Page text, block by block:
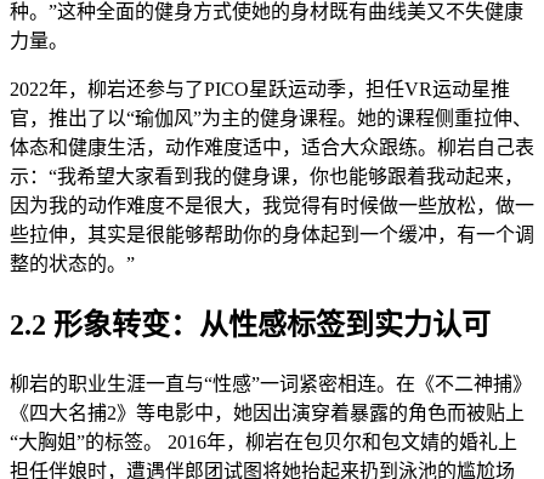
种。”这种全面的健身方式使她的身材既有曲线美又不失健康
力量。
2022年，柳岩还参与了PICO星跃运动季，担任VR运动星推
官，推出了以“瑜伽风”为主的健身课程。她的课程侧重拉伸、
体态和健康生活，动作难度适中，适合大众跟练。柳岩自己表
示：“我希望大家看到我的健身课，你也能够跟着我动起来，
因为我的动作难度不是很大，我觉得有时候做一些放松，做一
些拉伸，其实是很能够帮助你的身体起到一个缓冲，有一个调
整的状态的。”
2.2 形象转变：从性感标签到实力认可
柳岩的职业生涯一直与“性感”一词紧密相连。在《不二神捕》
《四大名捕2》等电影中，她因出演穿着暴露的角色而被贴上
“大胸姐”的标签。 2016年，柳岩在包贝尔和包文婧的婚礼上
担任伴娘时，遭遇伴郎团试图将她抬起来扔到泳池的尴尬场